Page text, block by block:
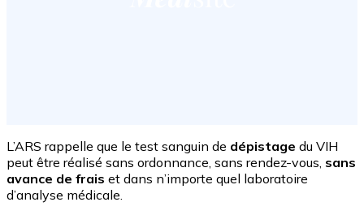
L’ARS rappelle que le test sanguin de dépistage du VIH
peut être réalisé sans ordonnance, sans rendez-vous, sans
avance de frais et dans n’importe quel laboratoire
d’analyse médicale.